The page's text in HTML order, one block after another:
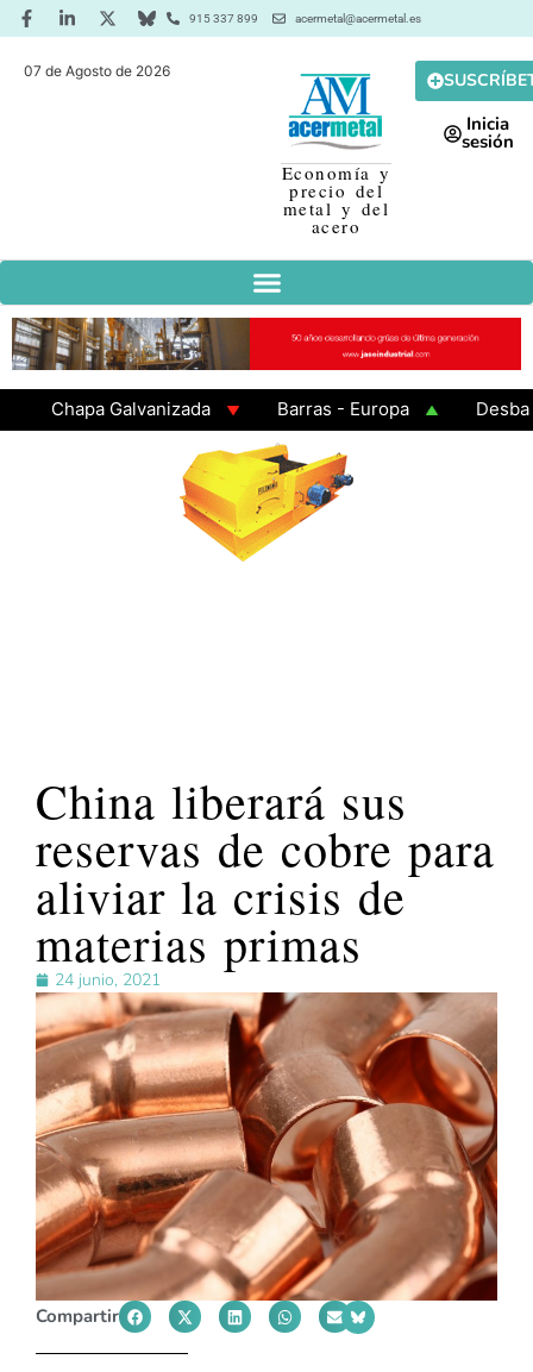
915 337 899 acermetal@acermetal.es
07 de Agosto de 2026
Economía y
precio del
metal y del
acero
Inicia
sesión
Chapa Galvanizada Barras - Europa
Desbaste
GAMA 3 - Cuadrados 200x200x8
China liberará sus
reservas de cobre para
aliviar la crisis de
materias primas
24 junio, 2021
Compartir